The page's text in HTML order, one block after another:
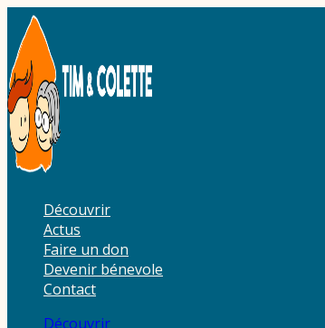
Aller
au
contenu
Découvrir
Actus
Faire un don
Devenir bénevole
Contact
Découvrir